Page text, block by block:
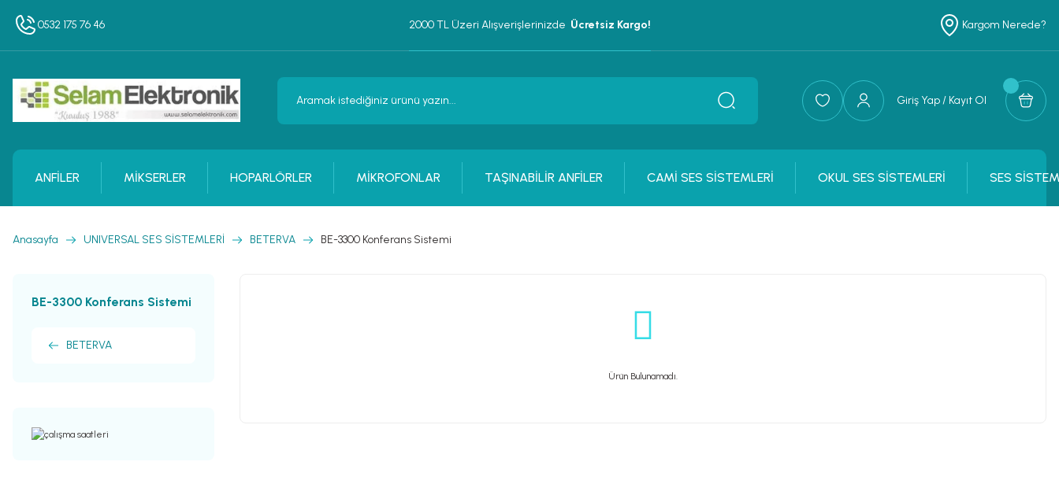
0532 175 76 46 2000 TL Üzeri Alışverişlerinizde Ücretsiz Kargo! Kargom Nerede?
Giriş Yap / Kayıt Ol
ANFİLER MİKSERLER HOPARLÖRLER MİKROFONLAR TAŞINABİLİR ANFİLER CAMİ SES SİSTEMLERİ OKUL SES SİSTEMLERİ SES
Anasayfa UNIVERSAL SES SİSTEMLERİ BETERVA BE-3300 Konferans Sistemi
BE-3300 Konferans Sistemi
BETERVA
Ürün Bulunamadı.